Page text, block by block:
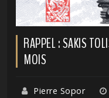
RAPPEL : SAKIS
MOIS
Pierre Sopor